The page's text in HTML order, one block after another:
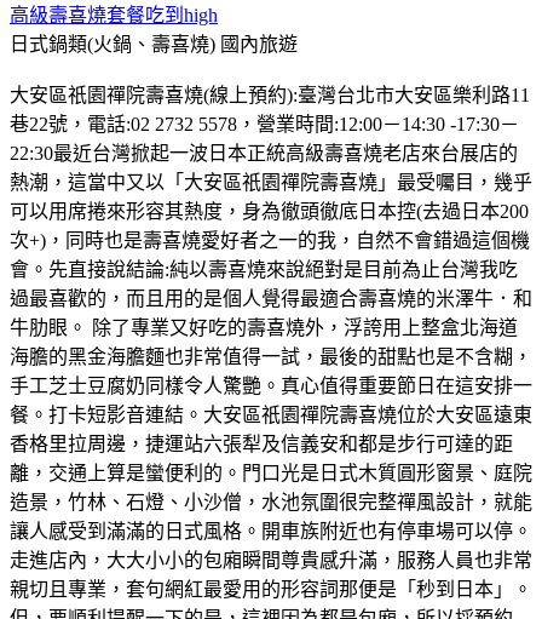
高級壽喜燒套餐吃到high
日式鍋類(火鍋、壽喜燒) 國內旅遊
大安區祇園禪院壽喜燒(線上預約):臺灣台北市大安區樂利路11
巷22號，電話:02 2732 5578，營業時間:12:00－14:30 -17:30－
22:30最近台灣掀起一波日本正統高級壽喜燒老店來台展店的
熱潮，這當中又以「大安區祇園禪院壽喜燒」最受囑目，幾乎
可以用席捲來形容其熱度，身為徹頭徹底日本控(去過日本200
次+)，同時也是壽喜燒愛好者之一的我，自然不會錯過這個機
會。先直接說結論:純以壽喜燒來說絕對是目前為止台灣我吃
過最喜歡的，而且用的是個人覺得最適合壽喜燒的米澤牛．和
牛肋眼。 除了專業又好吃的壽喜燒外，浮誇用上整盒北海道
海膽的黑金海膽麵也非常值得一試，最後的甜點也是不含糊，
手工芝士豆腐奶同樣令人驚艷。真心值得重要節日在這安排一
餐。打卡短影音連結。大安區祇園禪院壽喜燒位於大安區遠東
香格里拉周邊，捷運站六張犁及信義安和都是步行可達的距
離，交通上算是蠻便利的。門口光是日式木質圓形窗景、庭院
造景，竹林、石燈、小沙僧，水池氛圍很完整禪風設計，就能
讓人感受到滿滿的日式風格。開車族附近也有停車場可以停。
走進店內，大大小小的包廂瞬間尊貴感升滿，服務人員也非常
親切且專業，套句網紅最愛用的形容詞那便是「秒到日本」。